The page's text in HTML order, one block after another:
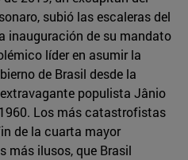
subió las escaleras del
inauguración de su mandato
líder en asumir la
de Brasil desde la
populista Jânio
Los más catastrofistas
de la cuarta mayor
más ilusos, que Brasil